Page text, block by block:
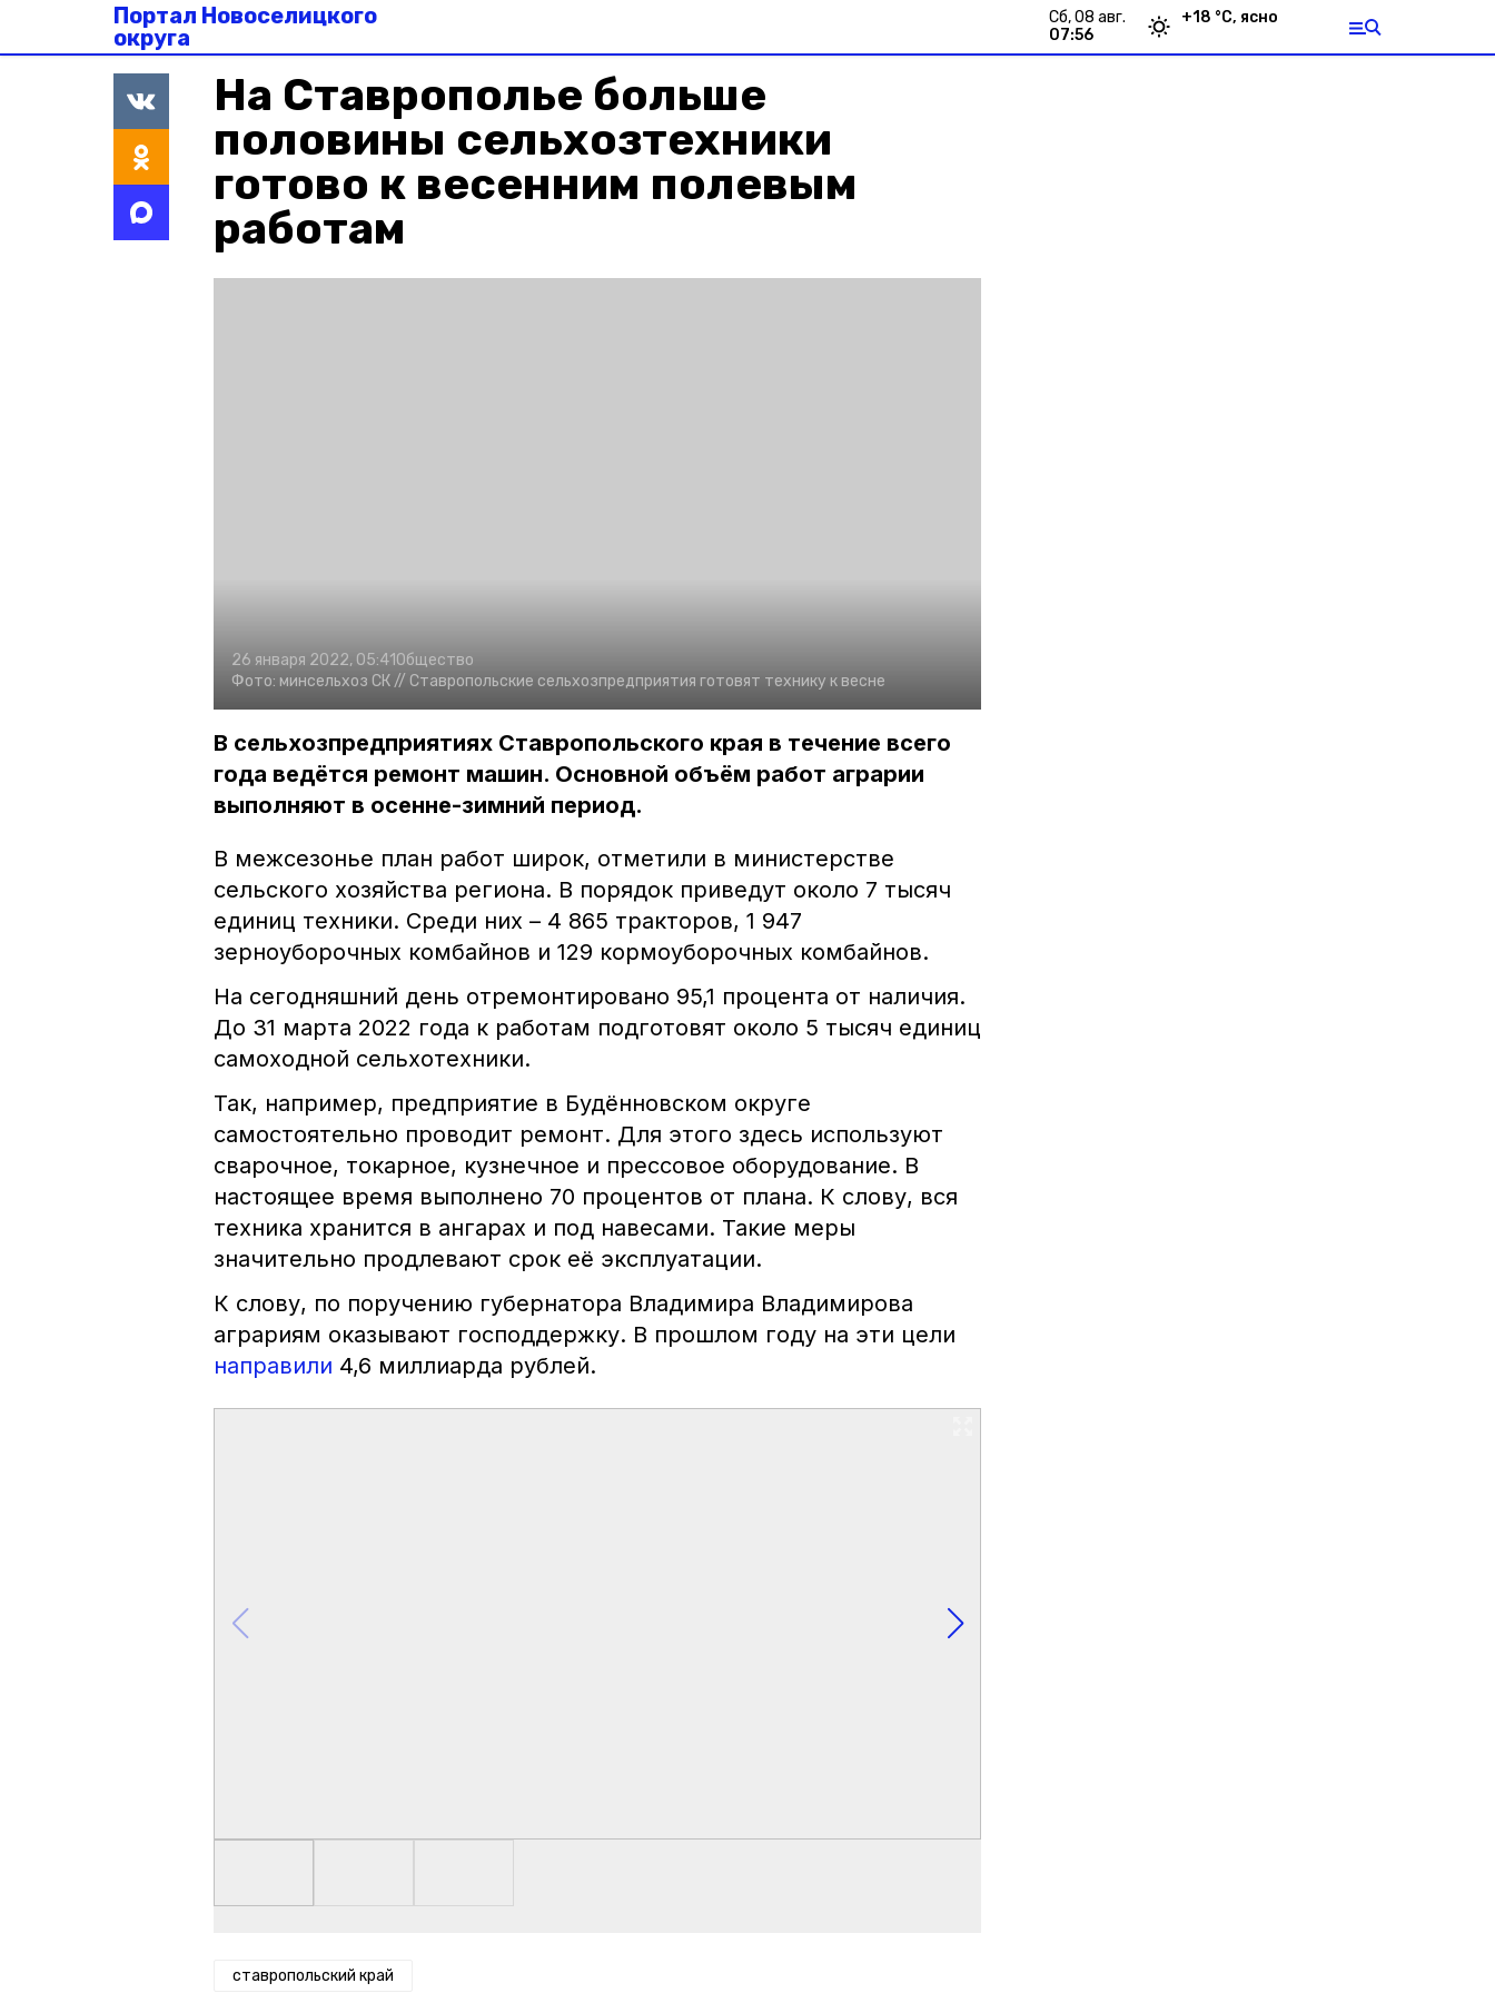
Портал Новоселицкого
округа
сб, 08 авг.
07:56
+18 °С, ясно
На Ставрополье больше
половины сельхозтехники
готово к весенним полевым
работам
26 января 2022, 05:41Общество
Фото: минсельхоз СК // Ставропольские сельхозпредприятия готовят технику к весне
В сельхозпредприятиях Ставропольского края в течение всего
года ведётся ремонт машин. Основной объём работ аграрии
выполняют в осенне-зимний период.
В межсезонье план работ широк, отметили в министерстве
сельского хозяйства региона. В порядок приведут около 7 тысяч
единиц техники. Среди них – 4 865 тракторов, 1 947
зерноуборочных комбайнов и 129 кормоуборочных комбайнов.
На сегодняшний день отремонтировано 95,1 процента от наличия.
До 31 марта 2022 года к работам подготовят около 5 тысяч единиц
самоходной сельхотехники.
Так, например, предприятие в Будённовском округе
самостоятельно проводит ремонт. Для этого здесь используют
сварочное, токарное, кузнечное и прессовое оборудование. В
настоящее время выполнено 70 процентов от плана. К слову, вся
техника хранится в ангарах и под навесами. Такие меры
значительно продлевают срок её эксплуатации.
К слову, по поручению губернатора Владимира Владимирова
аграриям оказывают господдержку. В прошлом году на эти цели
направили 4,6 миллиарда рублей.
ставропольский край